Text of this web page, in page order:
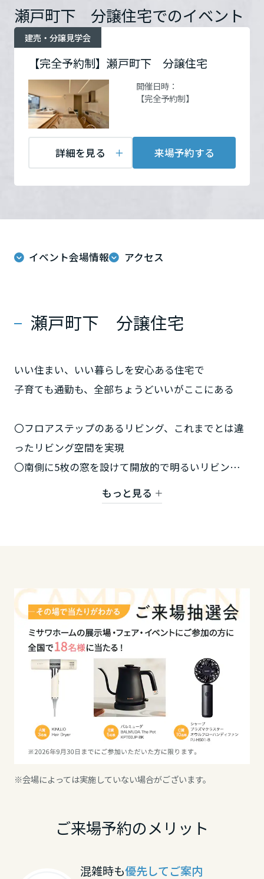
[MISAWA RELAY]
住まいの売却
これから住まいをご検討の方
まいづくりを楽しく学べるデジタルラウンジです。
これから土地活用・賃貸経営をご検討の方
土地活用の基礎から長期安定経営を目指すオーナー様まで、賃貸経営
に役立つ多彩な情報を幅広くお届けします。
ホームラウンジ 土地活用・賃貸経営
これからリフォームをご検討の方
実例動画や基礎知識、収納の工夫など、理想の住まいを叶えるリフォ
ホームラウンジ リフォーム
分譲用地
すべてのフィールドに新しい価値をデザインし、持続可能な未来志向
のまちづくりを実現していきます。
ミサワゼネラルソリューション
ミサワホームオーナーさま・リフォーム工事ご契約者さまとミサワホ
ームを結ぶコミュニケーションサイト。お得・便利・安心なコンテン
ツや、ミサワホームからの大切なお知らせなど配信しています。
ミサワオーナーズクラブ
環境活動
採用情報
新卒者採用
中途採用
障がい者採用
ウエルネス事業
瀬戸町下 分譲住宅でのイベント
【完全予約制】瀬戸町下 分譲住宅
建売・分譲見学会
開催日時：
【完全予約制】
詳細を見る 来場予約する
イベント会場情報 アクセス
瀬戸町下 分譲住宅
いい住まい、いい暮らしを安心ある住宅で
子育ても通勤も、全部ちょうどいいがここにある
〇フロアステップのあるリビング、これまでとは違
ったリビング空間を実現
〇南側に5枚の窓を設けて開放的で明るいリビング空
〇壁掛けテレビでおしゃれな空間に
「完全予約制」見学会となっております。来場予約
ボタンからご予約ください。
※ご来場が重なった場合には調整させて頂く可能性
がございます。
予めご了承お願い致します。
もっと見る
※会場によっては実施していない場合がございます。
ご来場予約のメリット
混雑時も優先してご案内
関東
茨城県
栃木県
群馬県
神奈川県
甲信越・北陸
新潟県
岐阜県
静岡県
愛知県
三重県
近畿エリア
可能性がございます。
予めご了承お願い致します。
開催日時 【完全予約制】
開催場所 岡山市東区瀬戸町下
を見る
お問い合
わせ
電話：
営業時間：09:15～18:00
定休日：毎週水曜日、日曜
日・火曜日(会社指定日)
担当者：岩崎